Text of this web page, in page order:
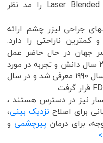
Laser Blended Vision (LBV) را مد نظر
جراحی لیزر چشم ارائه
ناراحتی را دارد.
سراسر جهان در حال حاضر عمل
لیزیک انجام داده اند و بیش از 25 سال دانش و تجربه در مورد
این روش وجود دارد. اولین بار در سال 1990 معرفی شد و در سال
نیز در دسترس هستند ،
برای اصلاح نزدیک بینی،
برای درمان پیرچشمی و